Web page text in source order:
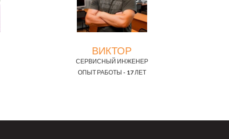
ВИКТОР
СЕРВИСНЫЙ ИНЖЕНЕР
ОПЫТ РАБОТЫ - 17 ЛЕТ